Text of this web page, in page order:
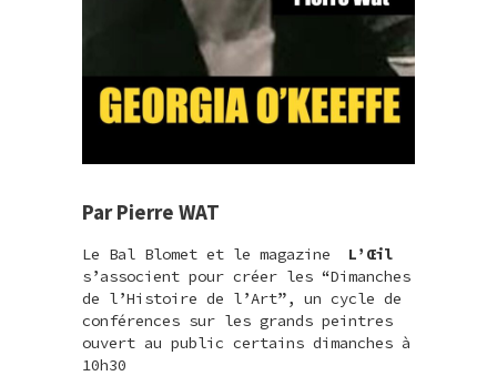
Par Pierre WAT
Le Bal Blomet et le magazine L’Œil
s’associent pour créer les “Dimanches
de l’Histoire de l’Art”, un cycle de
conférences sur les grands peintres
ouvert au public certains dimanches à
10h30